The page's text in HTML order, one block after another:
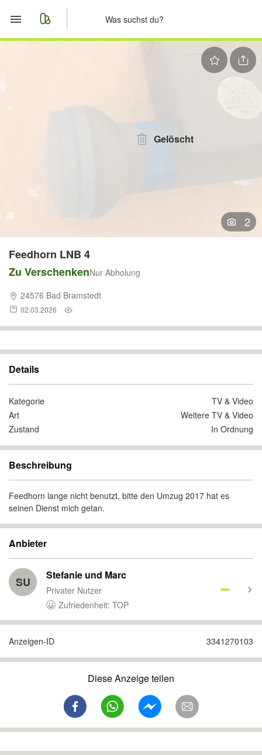
Nachrichten
Gelöscht
2
Feedhorn LNB 4
Zu VerschenkenNur Abholung
24576 Bad Bramstedt
02.03.2026
Details
Kategorie
TV & Video
Art
Weitere TV & Video
Zustand
In Ordnung
Beschreibung
Feedhorn lange nicht benutzt, bitte den Umzug 2017 hat es
seinen Dienst mich getan.
Anbieter
SU Stefanie und Marc
Privater Nutzer
Zufriedenheit: TOP
Anzeigen-ID 3341270103
Diese Anzeige teilen